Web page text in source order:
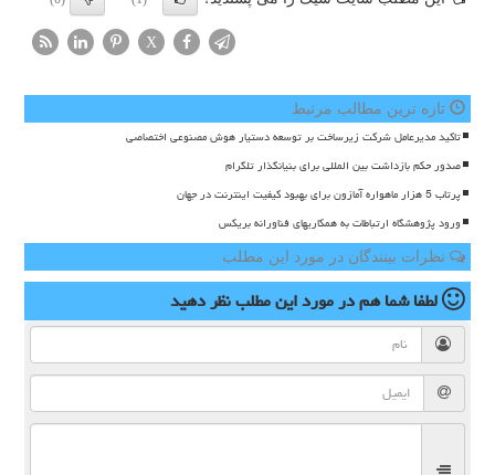
X
تازه ترین مطالب مرتبط
تاکید مدیرعامل شرکت زیرساخت بر توسعه دستیار هوش مصنوعی اختصاصی
صدور حکم بازداشت بین المللی برای بنیانگذار تلگرام
پرتاب 5 هزار ماهواره آمازون برای بهبود کیفیت اینترنت در جهان
ورود پژوهشگاه ارتباطات به همکاریهای فناورانه بریکس
نظرات بینندگان در مورد این مطلب
لطفا شما همدر مورد این مطلبنظر دهید